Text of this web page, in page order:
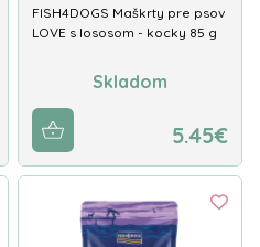
FISH4DOGS Maškrty pre psov
LOVE s lososom - kocky 85 g
Skladom
5.45€